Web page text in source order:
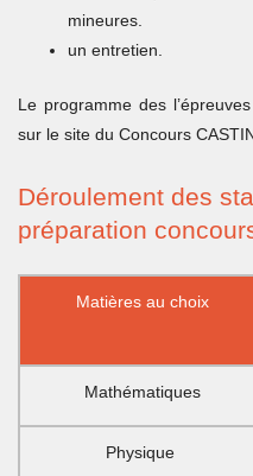
mineures.
un entretien.
Le programme des
sur le site du Concours
Déroulement des
préparation
Matières au choix
Mathématiques
Physique